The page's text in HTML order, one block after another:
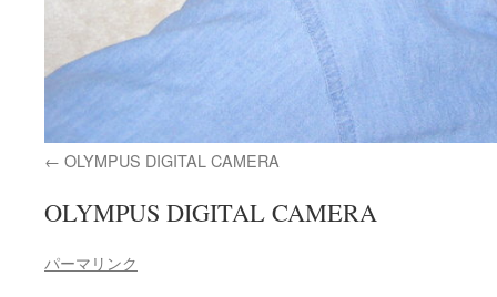
OLYMPUS DIGITAL CAMERA
OLYMPUS DIGITAL CAMERA
パーマリンク